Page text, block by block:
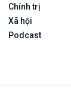
Chính trị
Xã hội
Podcast